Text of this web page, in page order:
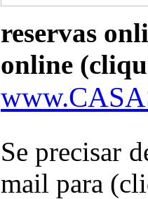
reservas
online
Se precisar
mail para